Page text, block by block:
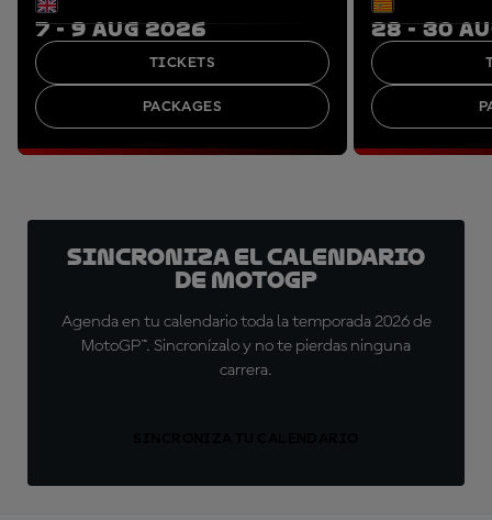
7 - 9 AUG 2026
TICKETS
PACKAGES
28 - 30
Sincroniza el calendario
de MotoGP
Agenda en tu calendario toda la temporada 2026 de
MotoGP™. Sincronízalo y no te pierdas ninguna
carrera.